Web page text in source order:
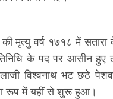
की मृत्यु वर्ष १७१८ में
के पद पर आसीन
विश्वनाथ भट छठे
रूप में यहीं से शुरू हुआ।